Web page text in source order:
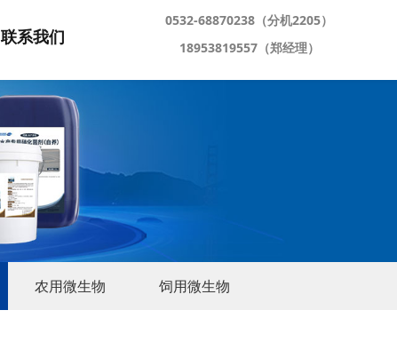
联系我们
0532-68870238（分机2205）
18953819557（郑经理）
农用微生物 饲用微生物